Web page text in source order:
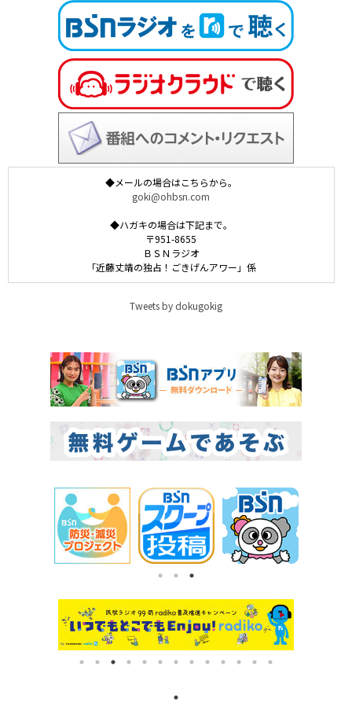
◆メールの場合はこちらから。
goki@ohbsn.com
◆ハガキの場合は下記まで。
〒951-8655
ＢＳＮラジオ
「近藤丈靖の独占！ごきげんアワー」係
Tweets by dokugokig